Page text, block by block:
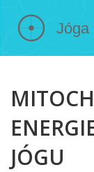
JÓGU